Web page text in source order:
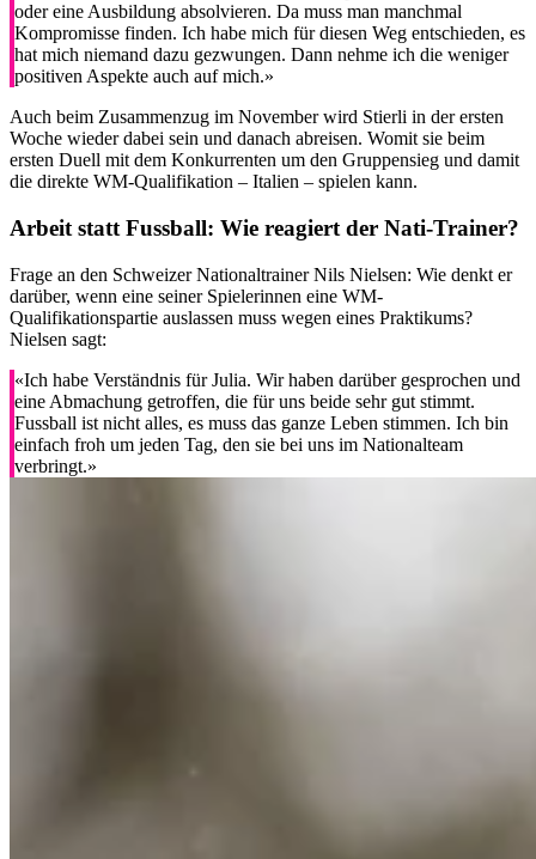
oder eine Ausbildung absolvieren. Da muss man manchmal
Kompromisse finden. Ich habe mich für diesen Weg entschieden, es
hat mich niemand dazu gezwungen. Dann nehme ich die weniger
positiven Aspekte auch auf mich.»
Auch beim Zusammenzug im November wird Stierli in der ersten
Woche wieder dabei sein und danach abreisen. Womit sie beim
ersten Duell mit dem Konkurrenten um den Gruppensieg und damit
die direkte WM-Qualifikation – Italien – spielen kann.
Arbeit statt Fussball: Wie reagiert der Nati-Trainer?
Frage an den Schweizer Nationaltrainer Nils Nielsen: Wie denkt er
darüber, wenn eine seiner Spielerinnen eine WM-
Qualifikationspartie auslassen muss wegen eines Praktikums?
Nielsen sagt:
«Ich habe Verständnis für Julia. Wir haben darüber gesprochen und
eine Abmachung getroffen, die für uns beide sehr gut stimmt.
Fussball ist nicht alles, es muss das ganze Leben stimmen. Ich bin
einfach froh um jeden Tag, den sie bei uns im Nationalteam
verbringt.»